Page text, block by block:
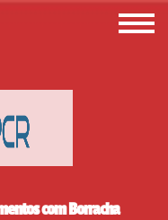
com Borracha